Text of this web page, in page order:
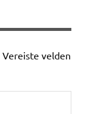
Vereiste velden